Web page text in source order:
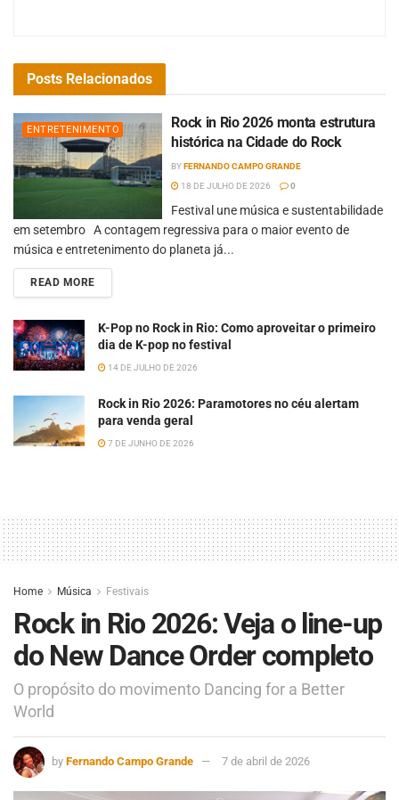
Posts Relacionados
ENTRETENIMENTO
Rock in Rio 2026 monta estrutura
histórica na Cidade do Rock
BYFERNANDO CAMPO GRANDE
18 DE JULHO DE 2026
0
Festival une música e sustentabilidade
em setembro A contagem regressiva para o maior evento de
música e entretenimento do planeta já...
READ MORE
K-Pop no Rock in Rio: Como aproveitar o primeiro
dia de K-pop no festival
14 DE JULHO DE 2026
Rock in Rio 2026: Paramotores no céu alertam
para venda geral
7 DE JUNHO DE 2026
Home Música Festivais
Rock in Rio 2026: Veja o line-up
do New Dance Order completo
O propósito do movimento Dancing for a Better
World
by Fernando Campo Grande 7 de abril de 2026